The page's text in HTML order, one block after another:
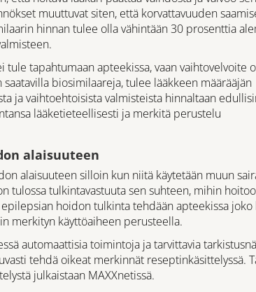
muuttuvat siten, että korvattavuuden
hinnan tulee olla vähintään 30 prosenttia
tapahtumaan apteekissa, vaan vaihtovelvoite
biosimilaareja, tulee lääkkeen määrääjän
ja vaihtoehtoisista valmisteista hinnaltaan
lääketieteellisesti ja merkitä perustelu
alaisuuteen
alaisuuteen silloin kun niitä käytetään muun
tulossa tulkintavastuuta sen suhteen, mihin
hoidon tulkinta tehdään apteekissa joko
merkityn käyttöaiheen perusteella.
automaattisia toimintoja ja tarvittavia
tehdä oikeat merkinnät reseptinkäsittelyssä.
julkaistaan MAXXnetissä.